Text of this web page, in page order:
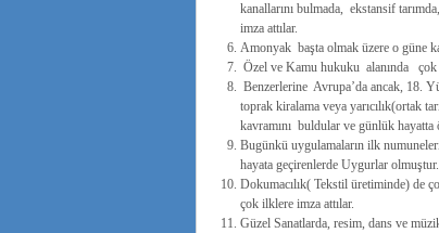
kanallarını bulmada, ekstansif
imza attılar.
Amonyak başta olmak üzere o güne
Özel ve Kamu hukuku alanında
Benzerlerine Avrupa’da ancak, 18.
toprak kiralama veya yarıcılık(ortak
kavramını buldular ve günlük hayatta
Bugünkü uygulamaların ilk
hayata geçirenlerde Uygurlar olmuştur.
Dokumacılık( Tekstil üretiminde) de
çok ilklere imza attılar.
Güzel Sanatlarda, resim, dans ve